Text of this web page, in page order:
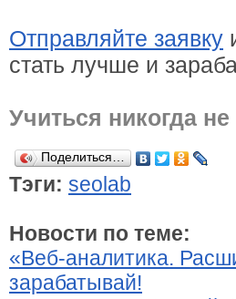
Отправляйте заявку
стать лучше и
Учиться никогда
Поделиться…
Тэги: seolab
Новости по теме:
«Веб-аналитика.
зарабатывай!